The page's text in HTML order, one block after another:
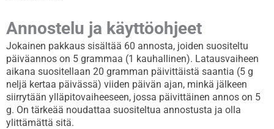
Annostelu ja käyttöohjeet
Jokainen pakkaus sisältää 60 annosta, joiden suositeltu
päiväannos on 5 grammaa (1 kauhallinen). Latausvaiheen
aikana suositellaan 20 gramman päivittäistä saantia (5 g
neljä kertaa päivässä) viiden päivän ajan, minkä jälkeen
siirrytään ylläpitovaiheeseen, jossa päivittäinen annos on 5
g. On tärkeää noudattaa suositeltua annostusta ja olla
ylittämättä sitä.